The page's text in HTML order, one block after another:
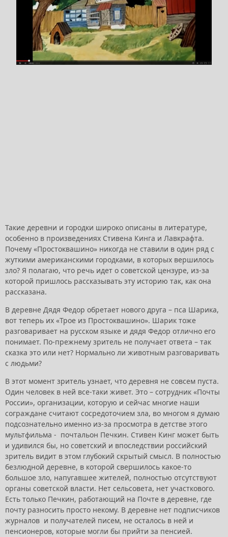
Такие деревни и городки широко описаны в литературе,
особенно в произведениях Стивена Кинга и Лавкрафта.
Почему «Простоквашино» никогда не ставили в один ряд с
жуткими американскими городками, в которых вершилось
зло? Я полагаю, что речь идет о советской цензуре, из-за
которой пришлось рассказывать эту историю так, как она
рассказана.
В деревне Дядя Федор обретает нового друга – пса Шарика,
вот теперь их «Трое из Простоквашино». Шарик тоже
разговаривает на русском языке и дядя Федор отлично его
понимает. По-прежнему зритель не получает ответа – так
сказка это или нет? Нормально ли животным разговаривать
с людьми?
В этот момент зритель узнает, что деревня не совсем пуста.
Один человек в ней все-таки живет. Это – сотрудник «Почты
России», организации, которую и сейчас многие наши
сограждане считают сосредоточием зла, во многом я думаю
подсознательно именно из-за просмотра в детстве этого
мультфильма - почтальон Печкин. Стивен Кинг может быть
и удивился бы, но советский и впоследствии российский
зритель видит в этом глубокий скрытый смысл. В полностью
безлюдной деревне, в которой свершилось какое-то
большое зло, напугавшее жителей, полностью отсутствуют
органы советской власти. Нет сельсовета, нет участкового.
Есть только Печкин, работающий на Почте в деревне, где
почту разносить просто некому. В деревне нет подписчиков
журналов и получателей писем, не осталось в ней и
пенсионеров, которые могли бы прийти за пенсией.